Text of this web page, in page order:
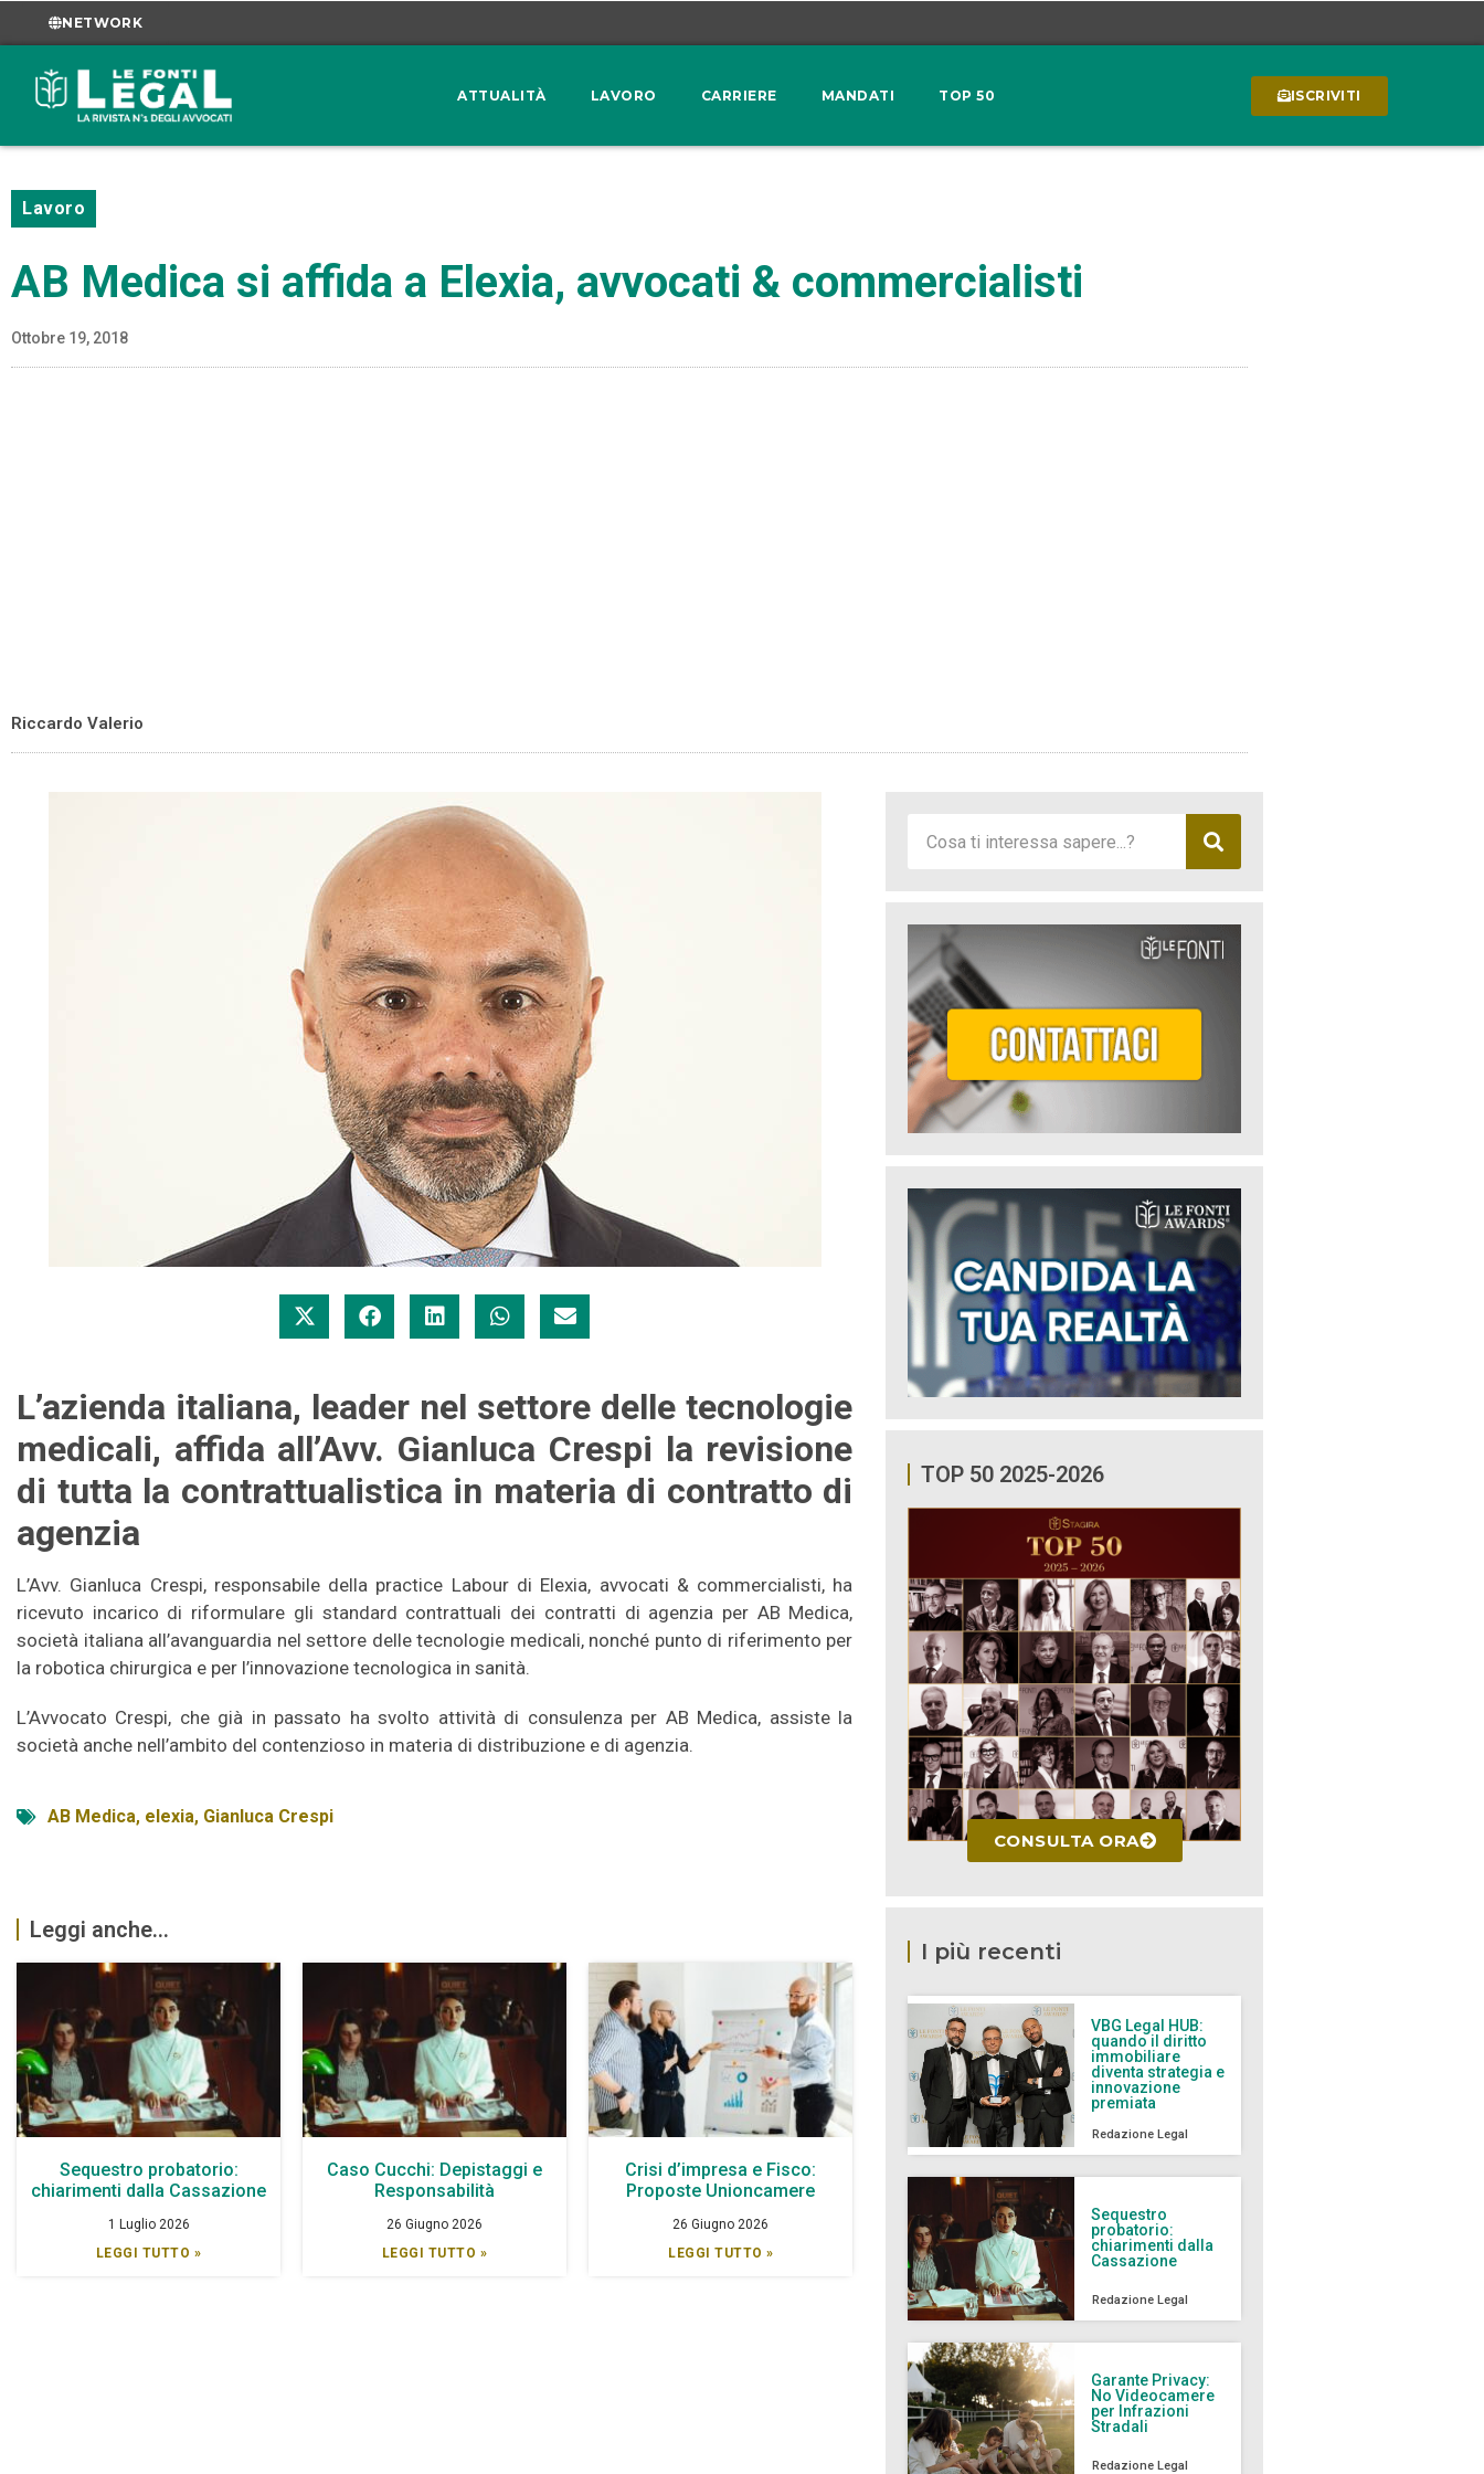
NETWORK
ATTUALITÀ LAVORO CARRIERE MANDATI TOP 50 ISCRIVITI
Lavoro
AB Medica si affida a Elexia, avvocati & commercialisti
Ottobre 19, 2018
Riccardo Valerio
L’azienda italiana, leader nel settore delle tecnologie
medicali, affida all’Avv. Gianluca Crespi la revisione
di tutta la contrattualistica in materia di contratto di
agenzia
L’Avv. Gianluca Crespi, responsabile della practice Labour di Elexia, avvocati & commercialisti, ha
ricevuto incarico di riformulare gli standard contrattuali dei contratti di agenzia per AB Medica,
società italiana all’avanguardia nel settore delle tecnologie medicali, nonché punto di riferimento per
la robotica chirurgica e per l’innovazione tecnologica in sanità.
L’Avvocato Crespi, che già in passato ha svolto attività di consulenza per AB Medica, assiste la
società anche nell’ambito del contenzioso in materia di distribuzione e di agenzia.
AB Medica, elexia, Gianluca Crespi
Leggi anche...
Sequestro probatorio:
chiarimenti dalla Cassazione
1 Luglio 2026
LEGGI TUTTO »
Caso Cucchi: Depistaggi e
Responsabilità
26 Giugno 2026
LEGGI TUTTO »
Crisi d’impresa e Fisco:
Proposte Unioncamere
26 Giugno 2026
LEGGI TUTTO »
TOP 50 2025-2026
CONSULTA ORA
I più recenti
VBG Legal HUB:
quando il diritto
immobiliare
diventa strategia e
innovazione
premiata
Redazione Legal
Sequestro
probatorio:
chiarimenti dalla
Cassazione
Redazione Legal
Garante Privacy:
No Videocamere
per Infrazioni
Stradali
Redazione Legal